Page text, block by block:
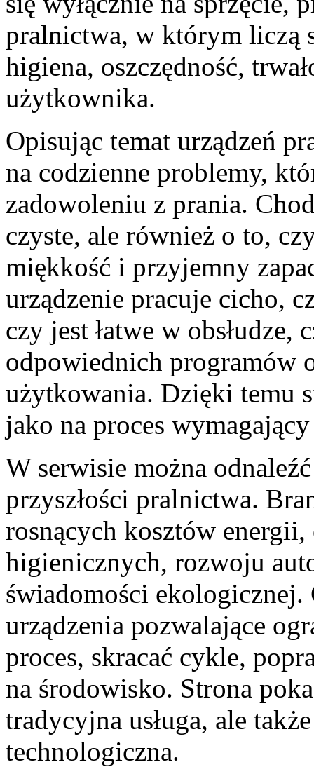
pralnictwa, w którym liczą
higiena, oszczędność,
użytkownika.
Opisując temat urządzeń
na codzienne problemy,
zadowoleniu z prania.
czyste, ale również o to,
miękkość i przyjemny
urządzenie pracuje cicho,
czy jest łatwe w obsłudze,
odpowiednich programów
użytkowania. Dzięki temu
jako na proces
W serwisie można
przyszłości pralnictwa.
rosnących kosztów
higienicznych, rozwoju
świadomości
urządzenia pozwalające
proces, skracać cykle,
na środowisko. Strona
tradycyjna usługa, ale
technologiczna.